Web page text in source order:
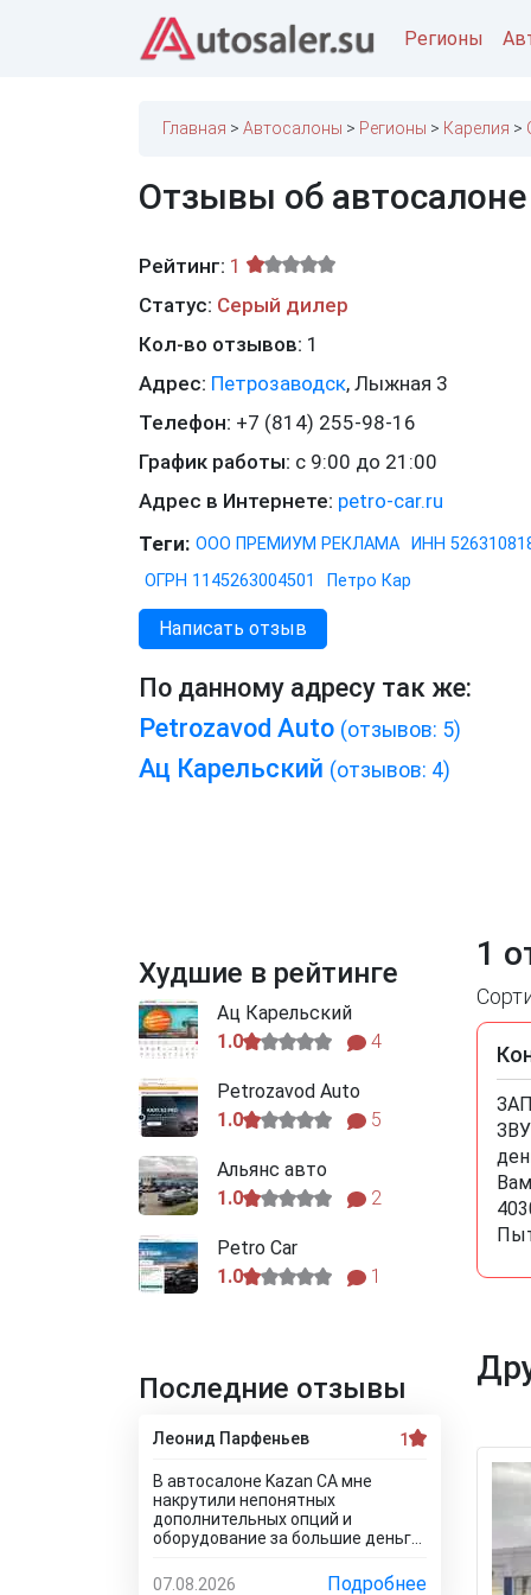
Регионы
Главная Автосалоны Регионы Карелия
Отзывы об
Рейтинг: 1
Статус: Серый дилер
Кол-во отзывов: 1
Адрес: Петрозаводск, Лыжная 3
Телефон: +7 (814) 255-98-16
График работы: с 9:00 до 21:00
Адрес в Интернете: petro-car.ru
Теги: ООО ПРЕМИУМ РЕКЛАМА
ИНН
ОГРН 1145263004501
Петро Кар
Написать отзыв
По данному адресу так же:
Petrozavod Auto (отзывов: 5)
Ац Карельский (отзывов: 4)
1
Худшие в рейтинге
Ац Карельский
1.0
4
Petrozavod Auto
1.0
5
Альянс авто
1.0
2
Petro Car
1.0
1
Последние отзывы
Леонид Парфеньев 1
В автосалоне Kazan CA мне
накрутили непонятных
дополнительных опций и
оборудование за большие деньги!
деньги! Менеджер салона мне
07.08.2026 Подробнее